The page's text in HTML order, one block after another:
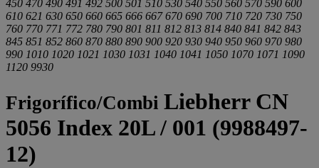
450 470 490 491 492 500 501 510 530 540 550 560 570 590 600
610 621 630 650 660 665 666 667 670 690 700 710 720 730 750
760 770 771 772 780 790 801 811 812 813 814 840 841 842 843
845 851 852 860 870 880 890 900 920 930 940 950 960 970 980
990 1010 1020 1021 1030 1031 1040 1041 1050 1070 1071 1090
1120 9930
Frigorífico/Combi Liebherr CN
5056 Index 20L / 001 (9988497-
12)